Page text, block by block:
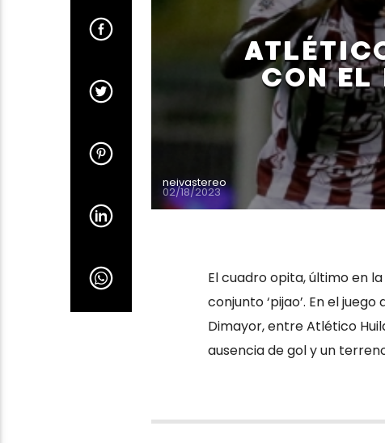
CON EL
neivastereo
02/18/2023
El cuadro opita, último en
conjunto ‘pijao’. En el
Dimayor, entre Atlético
ausencia de gol y un